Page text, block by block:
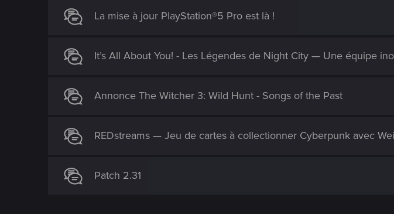
:
La mise à jour PlayStation®5 Pro est là !
It’s All About You! - Les Légendes de Night City — Une équipe
Annonce The Witcher 3: Wild Hunt - Songs of the Past
REDstreams — Jeu de cartes à collectionner Cyberpunk avec
Patch 2.31